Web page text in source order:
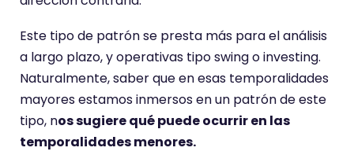
Este tipo de patrón se presta más para el análisis
a largo plazo, y operativas tipo swing o investing.
Naturalmente, saber que en esas temporalidades
mayores estamos inmersos en un patrón de este
tipo, nos sugiere qué puede ocurrir en las
temporalidades menores.